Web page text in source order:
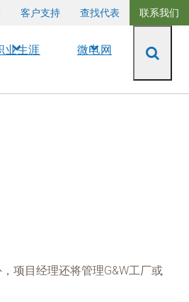
客户支持 查找代表 联系我们
业生涯 微电网
项目经理还将管理G&W工厂或